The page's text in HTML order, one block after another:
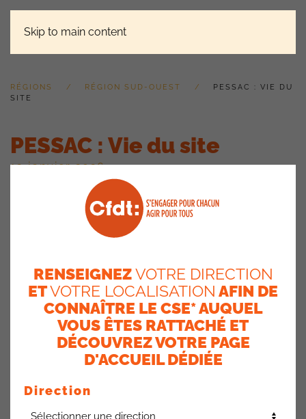
Skip to main content
RÉGIONS RÉGION SUD-OUEST
PESSAC : VIE DU
SITE
PESSAC : Vie du site
13 janvier 2026
Retour sur le test des
casques en zone Belorgey
octobre. Une enquête a été envoyée à 37 personnes, 22 ont
répondu. 5 testeurs ont choisi le casque mono, 17 ont choisi
le casque « classique ». Parmi ces derniers 82% apprécient
la réduction du bruit.
Des pannes d’imprimantes qui persistent depuis des mois et
RENSEIGNEZVOTRE DIRECTION
ETVOTRE LOCALISATION AFIN DE
CONNAÎTRE LE CSE* AUQUEL
VOUS ÊTES RATTACHÉ ET
DÉCOUVREZ VOTRE PAGE
D'ACCUEIL DÉDIÉE
Direction